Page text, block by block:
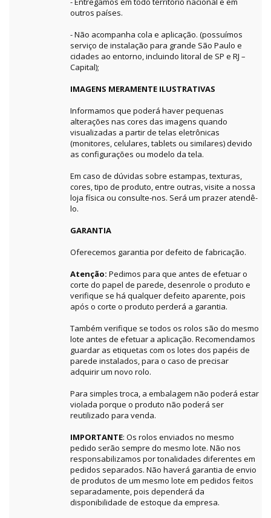
outros países.
- Não acompanha cola e aplicação. (possuímos
serviço de instalação para grande São Paulo e
cidades ao entorno, incluindo litoral de SP e RJ –
Capital);
IMAGENS MERAMENTE ILUSTRATIVAS
Informamos que poderá haver pequenas
alterações nas cores das imagens quando
visualizadas a partir de telas eletrônicas
(monitores, celulares, tablets ou similares) devido
as configurações ou modelo da tela.
Em caso de dúvidas sobre estampas, texturas,
cores, tipo de produto, entre outras, visite a nossa
loja física ou consulte-nos. Será um prazer atendê-
lo.
GARANTIA
Oferecemos garantia por defeito de fabricação.
Atenção: Pedimos para que antes de efetuar o
corte do papel de parede, desenrole o produto e
verifique se há qualquer defeito aparente, pois
após o corte o produto perderá a garantia.
Também verifique se todos os rolos são do mesmo
lote antes de efetuar a aplicação. Recomendamos
guardar as etiquetas com os lotes dos papéis de
parede instalados, para o caso de precisar
adquirir um novo rolo.
Para simples troca, a embalagem não poderá estar
violada porque o produto não poderá ser
reutilizado para venda.
IMPORTANTE: Os rolos enviados no mesmo
pedido serão sempre do mesmo lote. Não nos
responsabilizamos por tonalidades diferentes em
pedidos separados. Não haverá garantia de envio
de produtos de um mesmo lote em pedidos feitos
separadamente, pois dependerá da
disponibilidade de estoque da empresa.